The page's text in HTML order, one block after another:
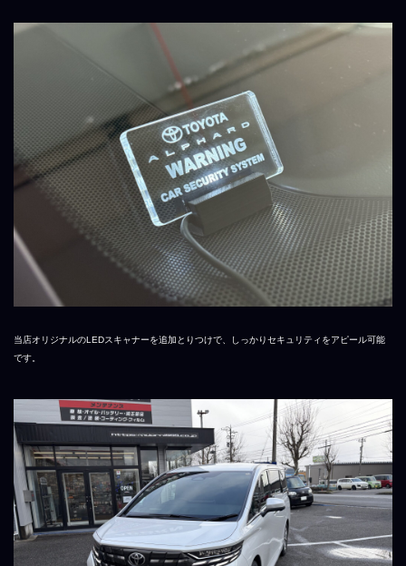
当店オリジナルのLEDスキャナーを追加とりつけで、しっかりセキュリティをアピール可能
です。